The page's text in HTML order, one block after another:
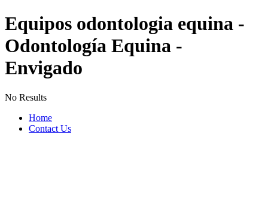
Equipos odontologia equina -
Odontología Equina -
Envigado
No Results
Home
Contact Us